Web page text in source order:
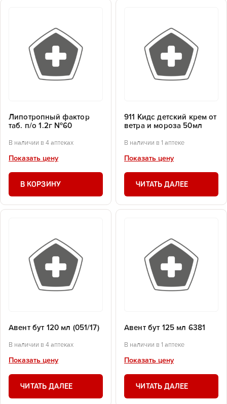
Липотропный фактор
таб. п/о 1.2г №60
В наличии в 4 аптеках
Показать цену
В КОРЗИНУ
911 Кидс детский крем от
ветра и мороза 50мл
В наличии в 1 аптеке
Показать цену
ЧИТАТЬ ДАЛЕЕ
Авент бут 120 мл (051/17)
В наличии в 4 аптеках
Показать цену
ЧИТАТЬ ДАЛЕЕ
Авент бут 125 мл 6381
В наличии в 1 аптеке
Показать цену
ЧИТАТЬ ДАЛЕЕ